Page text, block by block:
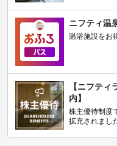
ニフティ温
温浴施設をお
【ニフテ
内】
株主優待制度
拡充されまし